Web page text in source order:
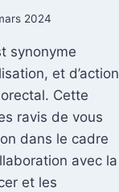
2024
synonyme
et d’action
Cette
ravis de vous
dans le cadre
avec la
et les